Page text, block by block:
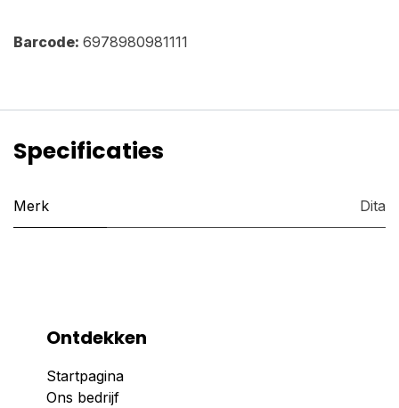
Barcode: 6978980981111
Specificaties
Merk Dita
Ontdekken
Startpagina
Ons bedrijf